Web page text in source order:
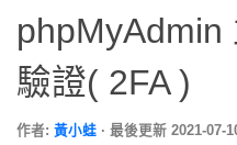
phpMyAdmin
驗證( 2FA )
作者: 黃小蛙 · 最後更新 2021-07-